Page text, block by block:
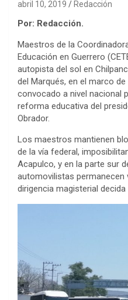
abril 10, 2019 Redacción
Por: Redacción.
Maestros de la
Educación en Guerrero
autopista del sol en
del Marqués, en el marco
convocado a nivel nacional
reforma educativa del
Obrador.
Los maestros mantienen
de la vía federal,
Acapulco, y en la parte sur
automovilistas permanecen
dirigencia magisterial decida